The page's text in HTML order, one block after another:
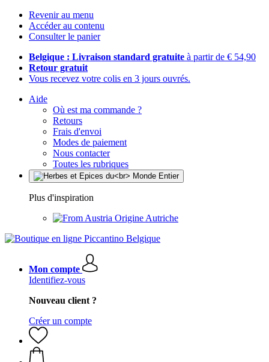
Revenir au menu
Accéder au contenu
Consulter le panier
Belgique : Livraison standard gratuite à partir de € 54,90
Retour gratuit
Vous recevez votre colis en 3 jours ouvrés.
Aide
Où est ma commande ?
Retours
Frais d'envoi
Modes de paiement
Nous contacter
Toutes les rubriques
Plus d'inspiration
Origine Autriche
Mon compte
Identifiez-vous
Nouveau client ?
Créer un compte